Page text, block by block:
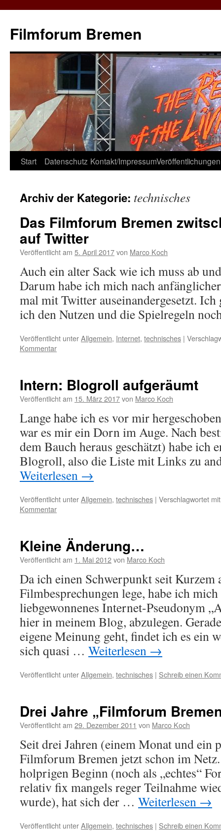
springen
Filmforum Bremen
Start Datenschutz Kontakt/ImpressumVeröffentlichungen
Archiv der Kategorie: technisches
Das Filmforum Bremen
auf Twitter
Veröffentlicht am 5. April 2017von Marco Koch
Auch ein alter Sack wie ich muss ab
Darum habe ich mich nach
mal mit Twitter auseinandergesetzt. Ich
ich den Nutzen und die Spielregeln
Veröffentlicht unterAllgemein, Internet, technisches |
Kommentar
Intern: Blogroll aufgeräumt
Veröffentlicht am 15. März 2017von Marco Koch
Lange habe ich es vor mir
war es mir ein Dorn im Auge. Nach
dem Bauch heraus geschätzt) habe ich
Blogroll, also die Liste mit Links zu
Weiterlesen →
Veröffentlicht unterAllgemein, technisches | Verschlagwortet mit
Kommentar
Kleine Änderung…
Veröffentlicht am 1. Mai 2012von Marco Koch
Da ich einen Schwerpunkt seit Kurzem
Filmbesprechungen lege, habe ich
liebgewonnenes Internet-Pseudonym
hier in meinem Blog, abzulegen.
eigene Meinung geht, findet ich es ein
sich quasi … Weiterlesen →
Veröffentlicht unterAllgemein, technisches | Schreib einen
Drei Jahre „Filmforum
Veröffentlicht am 29. Dezember 2011 von Marco Koch
Seit drei Jahren (einem Monat und ein
Filmforum Bremen jetzt schon im
holprigen Beginn (noch als „echtes“
relativ fix mangels reger Teilnahme
wurde), hat sich der … Weiterlesen →
Veröffentlicht unterAllgemein, technisches | Schreib einen